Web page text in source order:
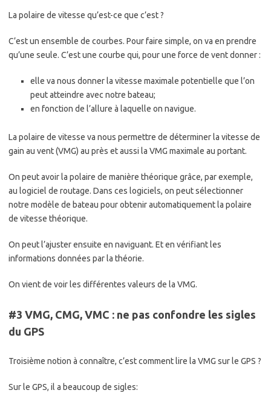
La polaire de vitesse qu’est-ce que c’est ?
C’est un ensemble de courbes. Pour faire simple, on va en prendre
qu’une seule. C’est une courbe qui, pour une force de vent donner :
elle va nous donner la vitesse maximale potentielle que l’on
peut atteindre avec notre bateau;
en fonction de l’allure à laquelle on navigue.
La polaire de vitesse va nous permettre de déterminer la vitesse de
gain au vent (VMG) au près et aussi la VMG maximale au portant.
On peut avoir la polaire de manière théorique grâce, par exemple,
au logiciel de routage. Dans ces logiciels, on peut sélectionner
notre modèle de bateau pour obtenir automatiquement la polaire
de vitesse théorique.
On peut l’ajuster ensuite en naviguant. Et en vérifiant les
informations données par la théorie.
On vient de voir les différentes valeurs de la VMG.
#3 VMG, CMG, VMC : ne pas confondre les sigles
du GPS
Troisième notion à connaître, c’est comment lire la VMG sur le GPS ?
Sur le GPS, il a beaucoup de sigles: